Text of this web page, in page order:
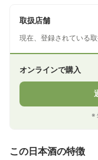
取扱店舗
現在、登録されている取
オンラインで購入
※
この日本酒の特徴